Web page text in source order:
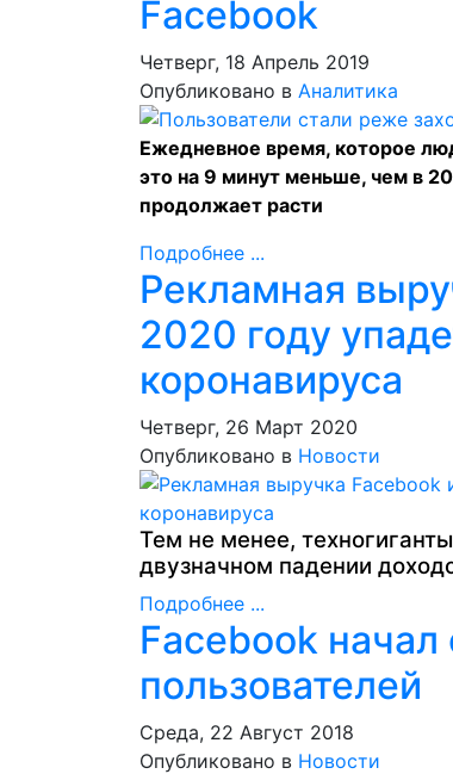
Facebook
Четверг, 18 Апрель 2019
Опубликовано в Аналитика
Ежедневное время, которое
это на 9 минут меньше, чем в
продолжает расти
Подробнее ...
Рекламная
2020 году
коронавируса
Четверг, 26 Март 2020
Опубликовано в Новости
Тем не менее,
двузначном падении
Подробнее ...
Facebook
пользователей
Среда, 22 Август 2018
Опубликовано в Новости